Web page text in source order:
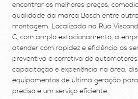
encontrar os melhores preços,
qualidade da marca Bosch entre
montagem. Localizada na Rua
C, com amplo estacionamento, a
atender com rapidez e eficiência os
preventiva e corretiva de
capacitação e experiência na área,
equipamentos de última geração
preciso e um serviço eficiente.